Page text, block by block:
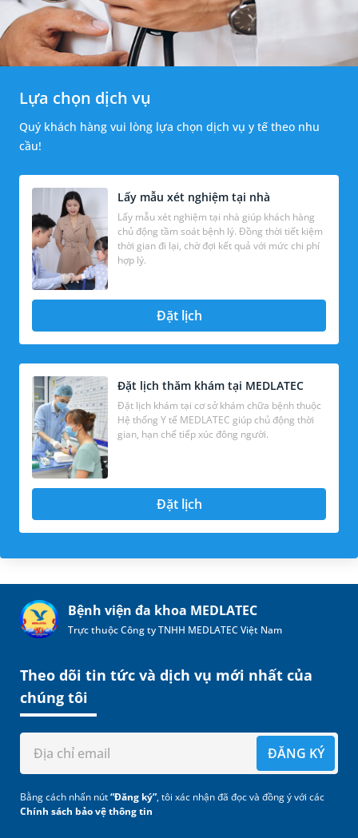
Lựa chọn dịch vụ
Quý khách hàng vui lòng lựa chọn dịch vụ y tế theo nhu
cầu!
Lấy mẫu xét nghiệm tại nhà
Lấy mẫu xét nghiệm tại nhà giúp khách hàng
chủ động tầm soát bệnh lý. Đồng thời tiết kiệm
thời gian đi lại, chờ đợi kết quả với mức chi phí
hợp lý.
Đặt lịch
Đặt lịch thăm khám tại MEDLATEC
Đặt lịch khám tại cơ sở khám chữa bệnh thuộc
Hệ thống Y tế MEDLATEC giúp chủ động thời
gian, hạn chế tiếp xúc đông người.
Đặt lịch
Bệnh viện đa khoa MEDLATEC
Trực thuộc Công ty TNHH MEDLATEC Việt Nam
Theo dõi tin tức và dịch vụ mới nhất của
chúng tôi
ĐĂNG KÝ
Bằng cách nhấn nút“Đăng ký”, tôi xác nhận đã đọc và đồng ý với các
Chính sách bảo vệ thông tin